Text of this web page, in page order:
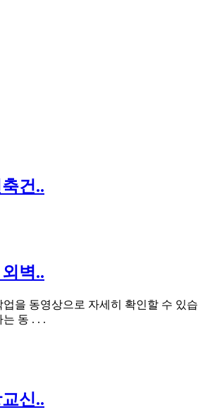
건..
벽..
을 동영상으로 자세히 확인할 수 있습
동 . . .
신..